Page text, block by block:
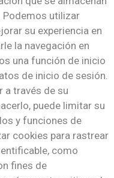
Podemos utilizar
su experiencia en
la navegación en
una función de inicio
de inicio de sesión.
a través de su
puede limitar su
y funciones de
cookies para rastrear
como
fines de